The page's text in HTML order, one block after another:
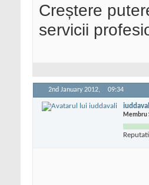
Creștere
servicii
2nd January 2012, 09:34
Membru